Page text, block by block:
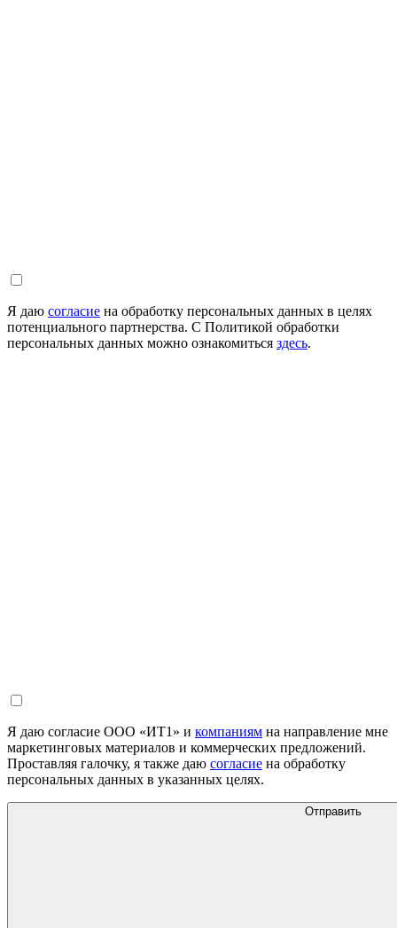
Я даю согласие на обработку персональных данных в целях
потенциального партнерства. С Политикой обработки
персональных данных можно ознакомиться здесь.
Я даю согласие ООО «ИТ1» и компаниям на направление мне
маркетинговых материалов и коммерческих предложений.
Проставляя галочку, я также даю согласие на обработку
персональных данных в указанных целях.
Отправить